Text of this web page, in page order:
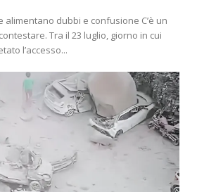
dubbi e confusione C’è un
Tra il 23 luglio, giorno in cui
l’accesso...